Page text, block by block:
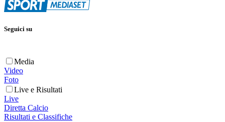
Seguici su
Media
Video
Foto
Live e Risultati
Live
Diretta Calcio
Risultati e Classifiche